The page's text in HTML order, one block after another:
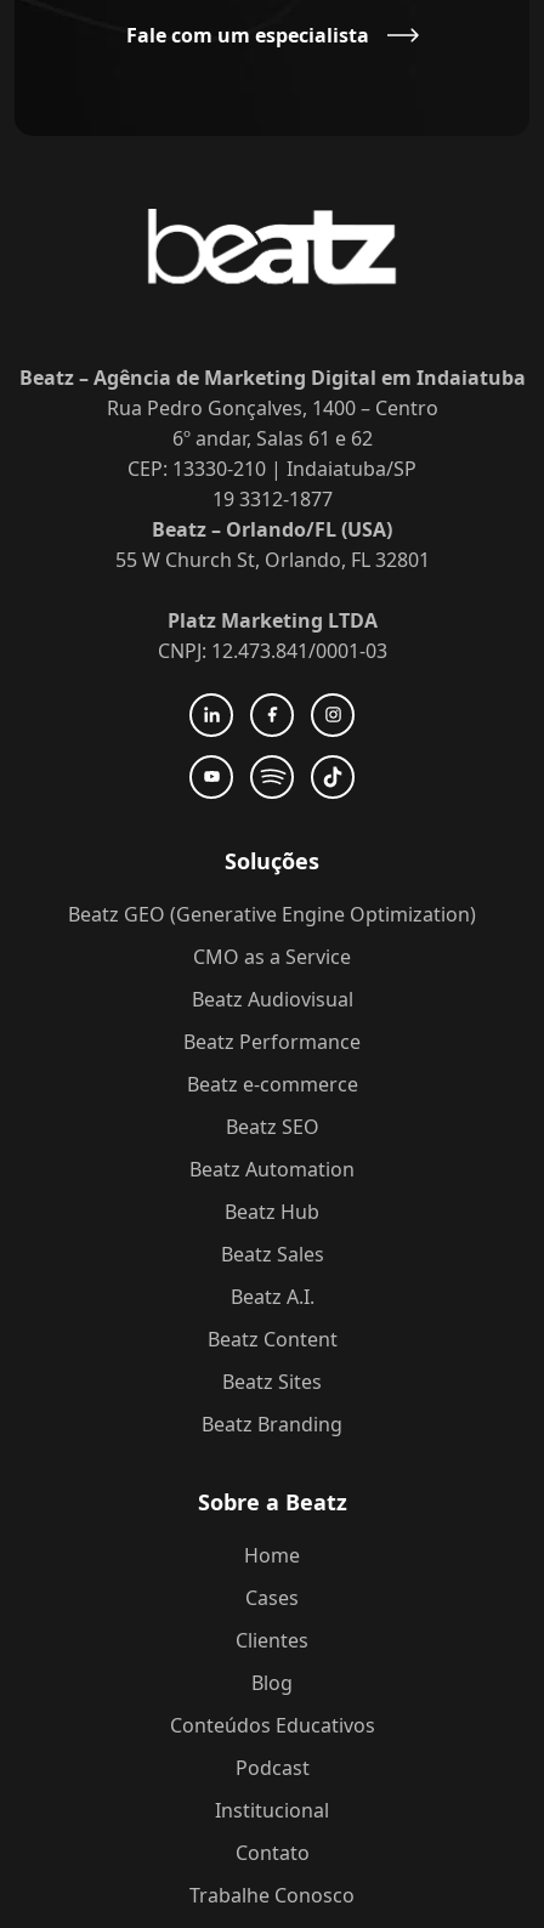
Fale com um especialista
Beatz – Agência de Marketing Digital em Indaiatuba
Rua Pedro Gonçalves, 1400 – Centro
6º andar, Salas 61 e 62
CEP: 13330-210 | Indaiatuba/SP
19 3312-1877
Beatz – Orlando/FL (USA)
55 W Church St, Orlando, FL 32801
Platz Marketing LTDA
CNPJ: 12.473.841/0001-03
Soluções
Beatz GEO (Generative Engine Optimization)
CMO as a Service
Beatz Audiovisual
Beatz Performance
Beatz e-commerce
Beatz SEO
Beatz Automation
Beatz Hub
Beatz Sales
Beatz A.I.
Beatz Content
Beatz Sites
Beatz Branding
Sobre a Beatz
Home
Cases
Clientes
Blog
Conteúdos Educativos
Podcast
Institucional
Contato
Trabalhe Conosco